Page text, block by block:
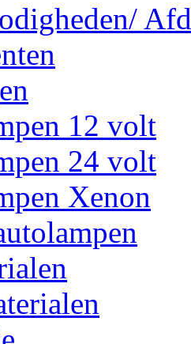
12 volt
24 volt
Xenon